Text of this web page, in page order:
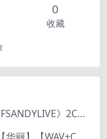
0
收藏
林忆莲.1997《最爱THEBESTOFSANDYLIVE》2CD【滚石】